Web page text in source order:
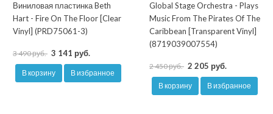
Виниловая пластинка Beth
Hart - Fire On The Floor [Clear
Vinyl] (PRD75061-3)
3 490 руб. 3 141 руб.
В корзину В избранное
Global Stage Orchestra - Plays
Music From The Pirates Of The
Caribbean [Transparent Vinyl]
(8719039007554)
2 450 руб. 2 205 руб.
В корзину В избранное